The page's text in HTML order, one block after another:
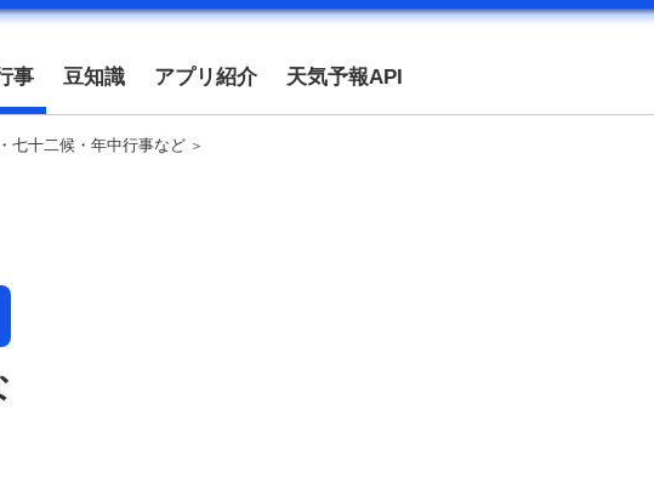
事 豆知識 アプリ紹介 天気予報API
七十二候・年中行事など